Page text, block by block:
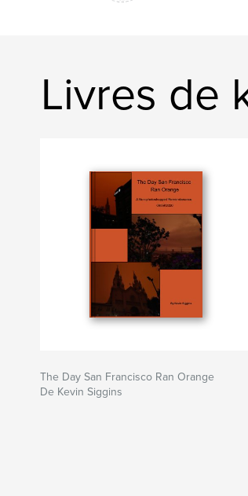
Livres de
The Day San Francisco Ran Orange
De Kevin Siggins